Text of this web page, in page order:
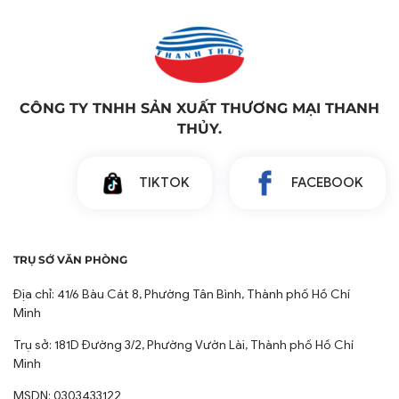
Spa, Thẩm Mỹ Viện, Quán Massage, nơi yêu cầu cao
về sự sạch sẽ và an toàn cho sức khỏe khách hàng.
Độ Bền Vượt Trội Cho Môi Trường Hoạt Động Liên
ruột gối của Chăn Ra Thanh Thủy được thiết kế để
chịu được sự hao mòn, giữ form dáng và chất lượng
tối ưu chi phí đầu tư.
CÔNG TY TNHH SẢN XUẤT THƯƠNG MẠI THANH
THỦY.
TIKTOK FACEBOOK
TRỤ SỞ VĂN PHÒNG
Địa chỉ: 41/6 Bàu Cát 8, Phường Tân Bình, Thành phố Hồ Chí
Minh
Trụ sở: 181D Đường 3/2, Phường Vườn Lài, Thành phố Hồ Chí
Minh
MSDN: 0303433122